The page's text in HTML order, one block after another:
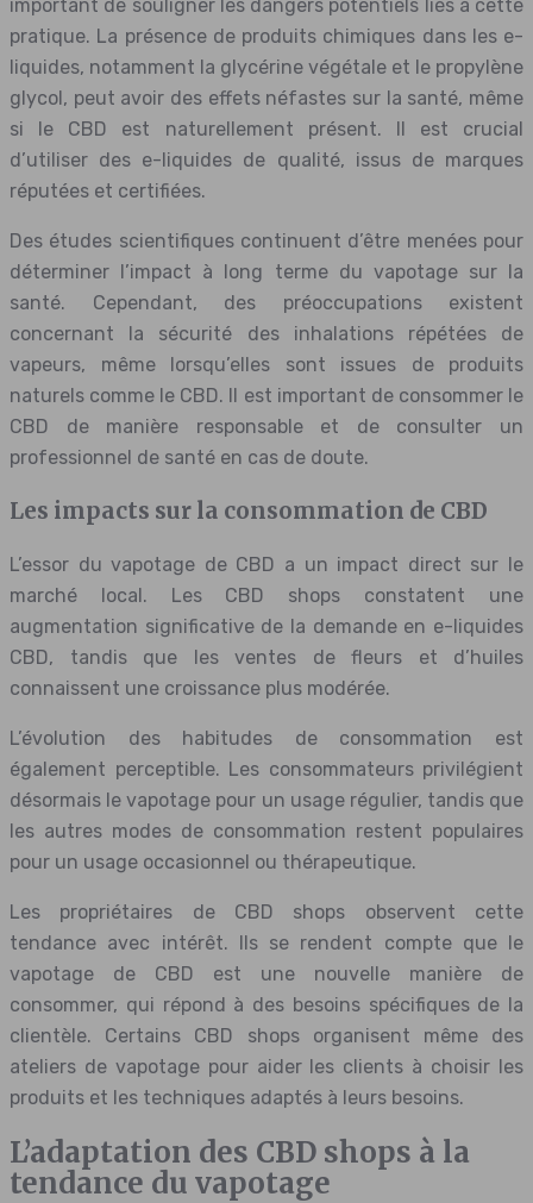
important de souligner les dangers potentiels liés à cette
pratique. La présence de produits chimiques dans les e-
liquides, notamment la glycérine végétale et le propylène
glycol, peut avoir des effets néfastes sur la santé, même
si le CBD est naturellement présent. Il est crucial
d’utiliser des e-liquides de qualité, issus de marques
réputées et certifiées.
Des études scientifiques continuent d’être menées pour
déterminer l’impact à long terme du vapotage sur la
santé. Cependant, des préoccupations existent
concernant la sécurité des inhalations répétées de
vapeurs, même lorsqu’elles sont issues de produits
naturels comme le CBD. Il est important de consommer le
CBD de manière responsable et de consulter un
professionnel de santé en cas de doute.
Les impacts sur la consommation de CBD
L’essor du vapotage de CBD a un impact direct sur le
marché local. Les CBD shops constatent une
augmentation significative de la demande en e-liquides
CBD, tandis que les ventes de fleurs et d’huiles
connaissent une croissance plus modérée.
L’évolution des habitudes de consommation est
également perceptible. Les consommateurs privilégient
désormais le vapotage pour un usage régulier, tandis que
les autres modes de consommation restent populaires
pour un usage occasionnel ou thérapeutique.
Les propriétaires de CBD shops observent cette
tendance avec intérêt. Ils se rendent compte que le
vapotage de CBD est une nouvelle manière de
consommer, qui répond à des besoins spécifiques de la
clientèle. Certains CBD shops organisent même des
ateliers de vapotage pour aider les clients à choisir les
produits et les techniques adaptés à leurs besoins.
L’adaptation des CBD shops à la
tendance du vapotage